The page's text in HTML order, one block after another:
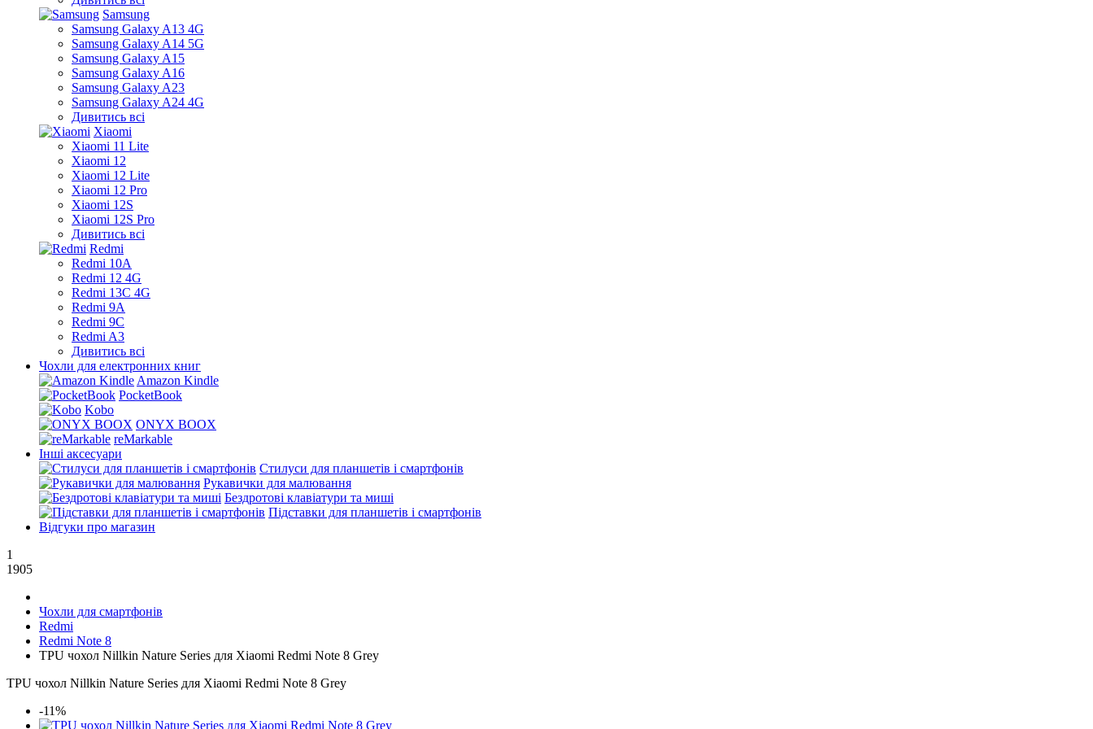
Samsung
Samsung Galaxy A13 4G
Samsung Galaxy A14 5G
Samsung Galaxy A15
Samsung Galaxy A16
Samsung Galaxy A23
Samsung Galaxy A24 4G
Дивитись всі
Xiaomi
Xiaomi 11 Lite
Xiaomi 12
Xiaomi 12 Lite
Xiaomi 12 Pro
Xiaomi 12S
Xiaomi 12S Pro
Дивитись всі
Redmi
Redmi 10A
Redmi 12 4G
Redmi 13C 4G
Redmi 9A
Redmi 9C
Redmi A3
Дивитись всі
Чохли для електронних книг
Amazon Kindle
PocketBook
Kobo
ONYX BOOX
reMarkable
Інші аксесуари
Стилуси для планшетів і смартфонів
Рукавички для малювання
Бездротові клавіатури та миші
Підставки для планшетів і смартфонів
Відгуки про магазин
1
1905
Чохли для смартфонів
Redmi
Redmi Note 8
TPU чохол Nillkin Nature Series для Xiaomi Redmi Note 8 Grey
TPU чохол Nillkin Nature Series для Xiaomi Redmi Note 8 Grey
-11%